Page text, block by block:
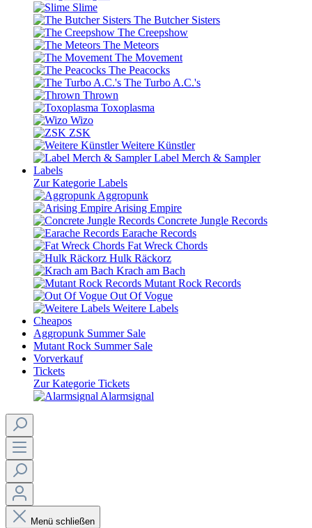
Slime
The Butcher Sisters
The Creepshow
The Meteors
The Movement
The Peacocks
The Turbo A.C.'s
Thrown
Toxoplasma
Wizo
ZSK
Weitere Künstler
Label Merch & Sampler
Labels
Zur Kategorie Labels
Aggropunk
Arising Empire
Concrete Jungle Records
Earache Records
Fat Wreck Chords
Hulk Räckorz
Krach am Bach
Mutant Rock Records
Out Of Vogue
Weitere Labels
Cheapos
Aggropunk Summer Sale
Mutant Rock Summer Sale
Vorverkauf
Tickets
Zur Kategorie Tickets
Alarmsignal
Menü schließen